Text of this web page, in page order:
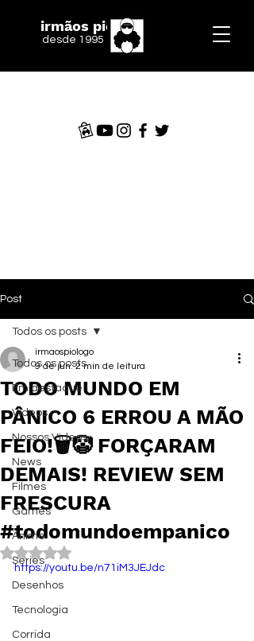
irmãos piologo
desde 1995
Post
Todos os posts
Em destaque
Vídeos
Nossos Vídeos
News
Filmes
Games
Anime
Series
Desenhos
Tecnologia
Corrida
Todos os posts
TODO MUNDO EM
PÂNICO 6 ERROU A MÃO
FEIO!🗑️🤡 FORÇARAM
DEMAIS! REVIEW SEM
FRESCURA
#todomundoempanico
irmaospiologo
9 de jun. 2 min de leitura
Avaliado com NaN de 5 estrelas.
https://youtu.be/n71iM3JEJdc